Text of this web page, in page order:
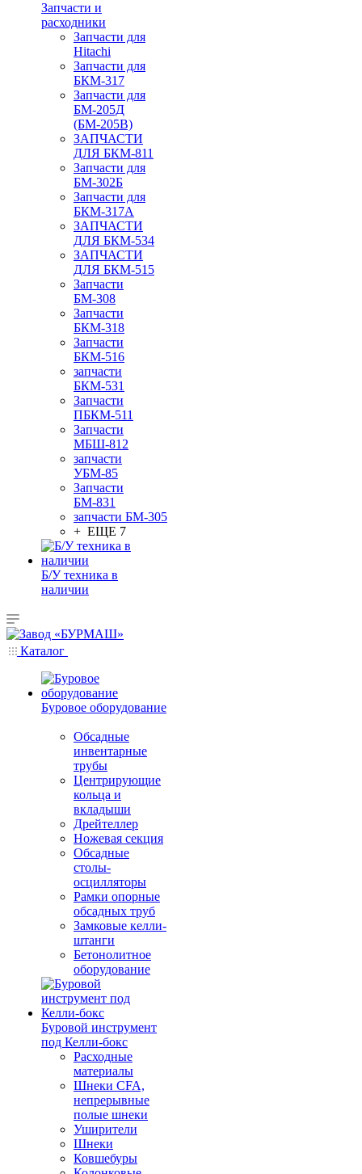
Запчасти и
расходники
Запчасти для
Hitachi
Запчасти для
БКМ-317
Запчасти для
БМ-205Д
(БМ-205В)
ЗАПЧАСТИ
ДЛЯ БКМ-811
Запчасти для
БМ-302Б
Запчасти для
БКМ-317А
ЗАПЧАСТИ
ДЛЯ БКМ-534
ЗАПЧАСТИ
ДЛЯ БКМ-515
Запчасти
БМ-308
Запчасти
БКМ-318
Запчасти
БКМ-516
запчасти
БКМ-531
Запчасти
ПБКМ-511
Запчасти
МБШ-812
запчасти
УБМ-85
Запчасти
БМ-831
запчасти БМ-305
+ ЕЩЕ 7
Б/У техника в
наличии
Каталог
Буровое оборудование
Обсадные
инвентарные
трубы
Центрирующие
кольца и
вкладыши
Дрейтеллер
Ножевая секция
Обсадные
столы-
осцилляторы
Рамки опорные
обсадных труб
Замковые келли-
штанги
Бетонолитное
оборудование
Буровой инструмент
под Келли-бокс
Расходные
материалы
Шнеки CFA,
непрерывные
полые шнеки
Уширители
Шнеки
Ковшебуры